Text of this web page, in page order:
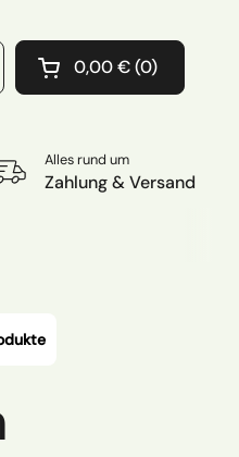
Warenkorb öffnen
Warenkorb
0,00 € 0
im Warenkorb
Alles rund um
Zahlung & Versand